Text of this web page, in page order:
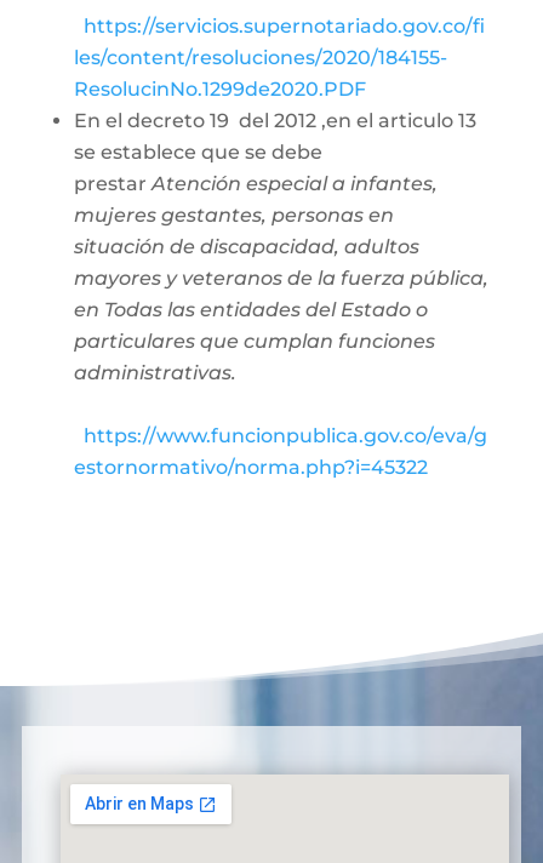
https://servicios.supernotariado.gov.co/fi
les/content/resoluciones/2020/184155-
ResolucinNo.1299de2020.PDF
En el decreto 19 del 2012 ,en el articulo 13
se establece que se debe
prestarAtención especial a infantes,
mujeres gestantes, personas en
situación de discapacidad, adultos
mayores y veteranos de la fuerza pública,
en Todas las entidades del Estado o
particulares que cumplan funciones
administrativas.
https://www.funcionpublica.gov.co/eva/g
estornormativo/norma.php?i=45322